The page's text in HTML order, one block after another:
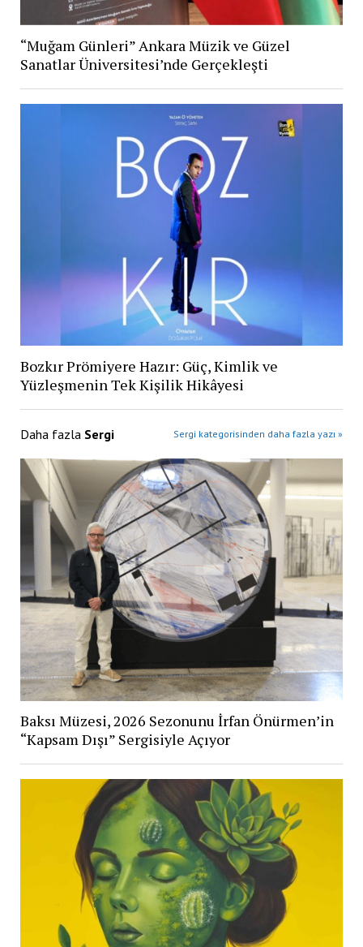
“Muğam Günleri” Ankara Müzik ve Güzel
Sanatlar Üniversitesi’nde Gerçekleşti
Bozkır Prömiyere Hazır: Güç, Kimlik ve
Yüzleşmenin Tek Kişilik Hikâyesi
Daha fazla Sergi Sergi kategorisinden daha fazla yazı »
Baksı Müzesi, 2026 Sezonunu İrfan Önürmen’in
“Kapsam Dışı” Sergisiyle Açıyor